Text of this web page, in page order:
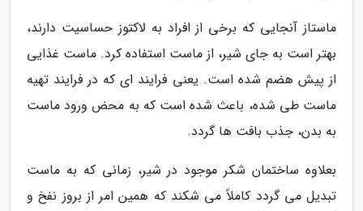
ماستاز آنجایی که برخی از افراد به لاکتوز حساسیت دارند،
بهتر است به جای شیر، از ماست استفاده کرد. ماست غذایی
از پیش هضم شده است. یعنی فرایند ای که در فرایند تهیه
ماست طی شده، باعث شده است که به محض ورود ماست
به بدن، جذب بافت ها گردد.
بعلاوه ساختمان شکر موجود در شیر، زمانی که به ماست
تبدیل می گردد کاملاً می شکند که همین امر از بروز نفخ و